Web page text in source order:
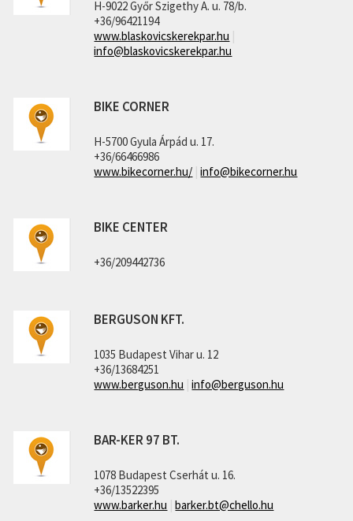
H-9022 Győr Szigethy A. u. 78/b.
+36/96421194
www.blaskovicskerekpar.hu |
info@blaskovicskerekpar.hu
BIKE CORNER
H-5700 Gyula Árpád u. 17.
+36/66466986
www.bikecorner.hu/ |info@bikecorner.hu
BIKE CENTER
+36/209442736
BERGUSON KFT.
1035 Budapest Vihar u. 12
+36/13684251
www.berguson.hu |info@berguson.hu
BAR-KER 97 BT.
1078 Budapest Cserhát u. 16.
+36/13522395
www.barker.hu |barker.bt@chello.hu